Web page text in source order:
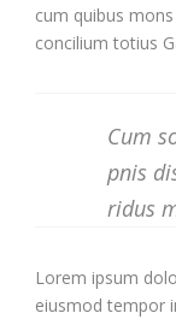
cum quibus
concilium totius
Cum
pnis
ridus
Lorem ipsum
eiusmod tempor